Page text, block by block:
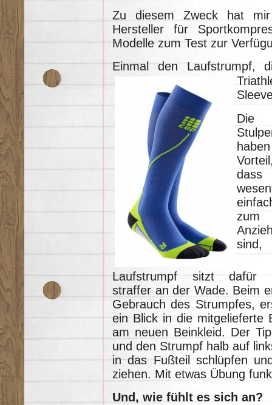
Zu diesem Zweck hat
Hersteller für
Modelle zum Test zur
Einmal den Laufstrumpf,
Die
zum
Laufstrumpf sitzt dafür
straffer an der Wade. Beim
Gebrauch des Strumpfes,
ein Blick in die mitgelieferte
am neuen Beinkleid. Der
und den Strumpf halb auf
in das Fußteil schlüpfen
ziehen. Mit etwas Übung
Und, wie fühlt es sich an?